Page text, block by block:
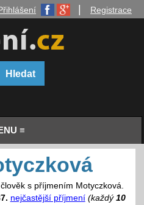
Registrace
≡
s příjmením Motyczková.
nejčastější příjmení (každý 10